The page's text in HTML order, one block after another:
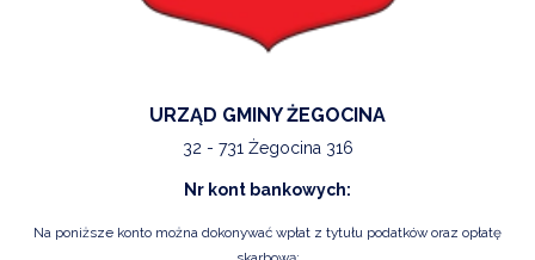
URZĄD GMINY ŻEGOCINA
32 - 731 Żegocina 316
Nr kont bankowych:
Na poniższe konto można dokonywać wpłat z tytułu podatków oraz opłatę